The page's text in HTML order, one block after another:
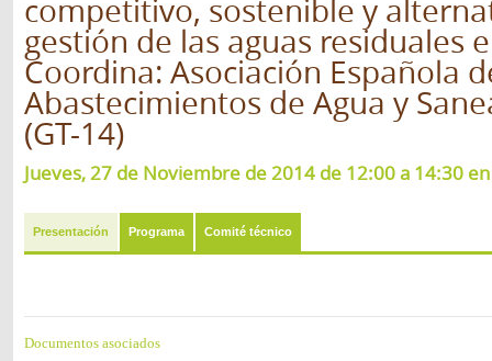
competitivo, sostenible y
gestión de las aguas residuales
Coordina: Asociación Española
Abastecimientos de Agua y
(GT-14)
Jueves, 27 de Noviembre de 2014 de 12:00 a 14:30 en
Presentación Programa Comité técnico
Documentos asociados